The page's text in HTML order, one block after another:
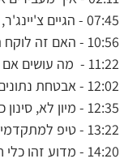
07:45 - הגיים צ'יינג'ר, הפעולה הנוספת שהופכת את הגיליון הזה לעוצמתי ביותר
10:56 - האם זה לוקח הרבה זמן?
11:22 -  מה עושים אם החשבון הוא בבנק שהוא רק באפליקציה
12:02 - אבטחת נתונים
12:35 - מיון לא, סינון כן
13:22 - טיפ למתקדמים
14:20 - מדוע זהו כלי חשוב וחזק